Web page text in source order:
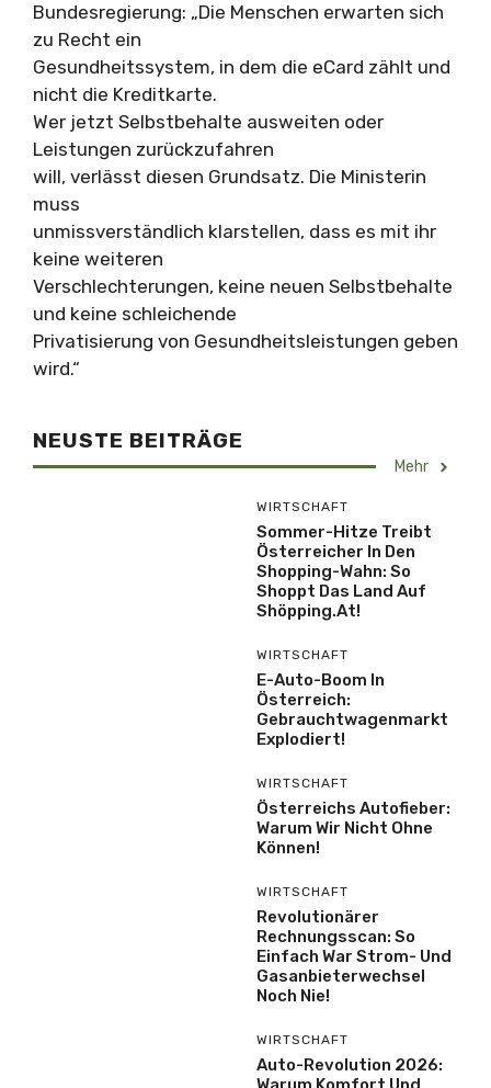
Bundesregierung: „Die Menschen erwarten sich
zu Recht ein
Gesundheitssystem, in dem die eCard zählt und
nicht die Kreditkarte.
Wer jetzt Selbstbehalte ausweiten oder
Leistungen zurückzufahren
will, verlässt diesen Grundsatz. Die Ministerin
muss
unmissverständlich klarstellen, dass es mit ihr
keine weiteren
Verschlechterungen, keine neuen Selbstbehalte
und keine schleichende
Privatisierung von Gesundheitsleistungen geben
wird.“
NEUSTE BEITRÄGE
Mehr
WIRTSCHAFT
Sommer-Hitze Treibt
Österreicher In Den
Shopping-Wahn: So
Shoppt Das Land Auf
Shöpping.at!
WIRTSCHAFT
E-Auto-Boom In
Österreich:
Gebrauchtwagenmarkt
Explodiert!
WIRTSCHAFT
Österreichs Autofieber:
Warum Wir Nicht Ohne
Können!
WIRTSCHAFT
Revolutionärer
Rechnungsscan: So
Einfach War Strom- Und
Gasanbieterwechsel
Noch Nie!
WIRTSCHAFT
Auto-Revolution 2026: